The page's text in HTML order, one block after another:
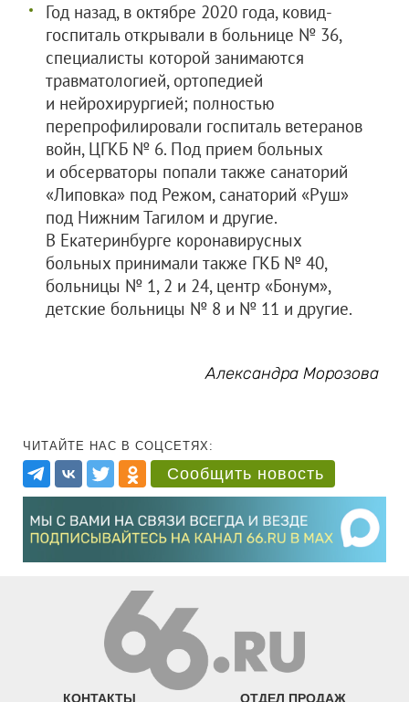
Год назад, в октябре 2020 года, ковид-
госпиталь открывали в больнице № 36,
специалисты которой занимаются
травматологией, ортопедией
и нейрохирургией; полностью
перепрофилировали госпиталь ветеранов
войн, ЦГКБ № 6. Под прием больных
и обсерваторы попали также санаторий
«Липовка» под Режом, санаторий «Руш»
под Нижним Тагилом и другие.
В Екатеринбурге коронавирусных
больных принимали также ГКБ № 40,
больницы № 1, 2 и 24, центр «Бонум»,
детские больницы № 8 и № 11 и другие.
Александра Морозова
ЧИТАЙТЕ НАС В СОЦСЕТЯХ:
Сообщить новость
КОНТАКТЫ ОТДЕЛ ПРОДАЖ